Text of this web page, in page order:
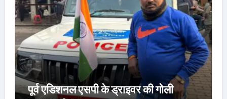
पूर्व एडिशनल एसपी के ड्राइवर की गोली